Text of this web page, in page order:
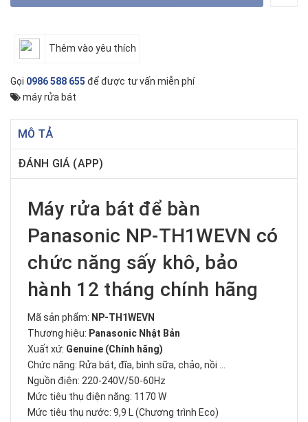
Thêm vào yêu thích
Gọi 0986 588 655 để được tư vấn miễn phí
máy rửa bát
MÔ TẢ
ĐÁNH GIÁ (APP)
Máy rửa bát để bàn
Panasonic NP-TH1WEVN có
chức năng sấy khô, bảo
hành 12 tháng chính hãng
Mã sản phẩm: NP-TH1WEVN
Thương hiệu: Panasonic Nhật Bản
Xuất xứ: Genuine (Chính hãng)
Chức năng: Rửa bát, đĩa, bình sữa, chảo, nồi ...
Nguồn điện: 220-240V/50-60Hz
Mức tiêu thụ điện năng: 1170 W
Mức tiêu thụ nước: 9,9 L (Chương trình Eco)